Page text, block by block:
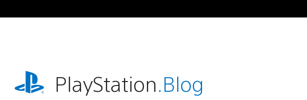
Inhalt
playstation.comPlayStation.Blog